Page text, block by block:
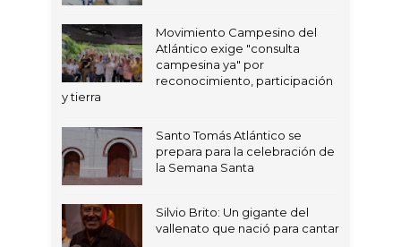
Movimiento Campesino del
Atlántico exige "consulta
campesina ya" por
reconocimiento, participación
y tierra
Santo Tomás Atlántico se
prepara para la celebración de
la Semana Santa
Silvio Brito: Un gigante del
vallenato que nació para cantar